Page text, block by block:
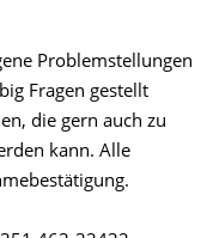
Problemstellungen
Fragen gestellt
die gern auch zu
kann. Alle